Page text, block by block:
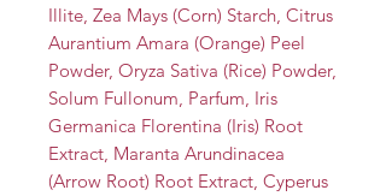
Illite, Zea Mays (Corn) Starch, Citrus
Aurantium Amara (Orange) Peel
Powder, Oryza Sativa (Rice) Powder,
Solum Fullonum, Parfum, Iris
Germanica Florentina (Iris) Root
Extract, Maranta Arundinacea
(Arrow Root) Root Extract, Cyperus